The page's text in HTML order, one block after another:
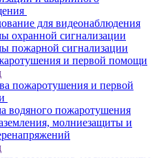
для видеонаблюдения
охранной сигнализации
пожарной сигнализации
и первой помощи
пожаротушения и первой
водяного пожаротушения
молниезащиты и